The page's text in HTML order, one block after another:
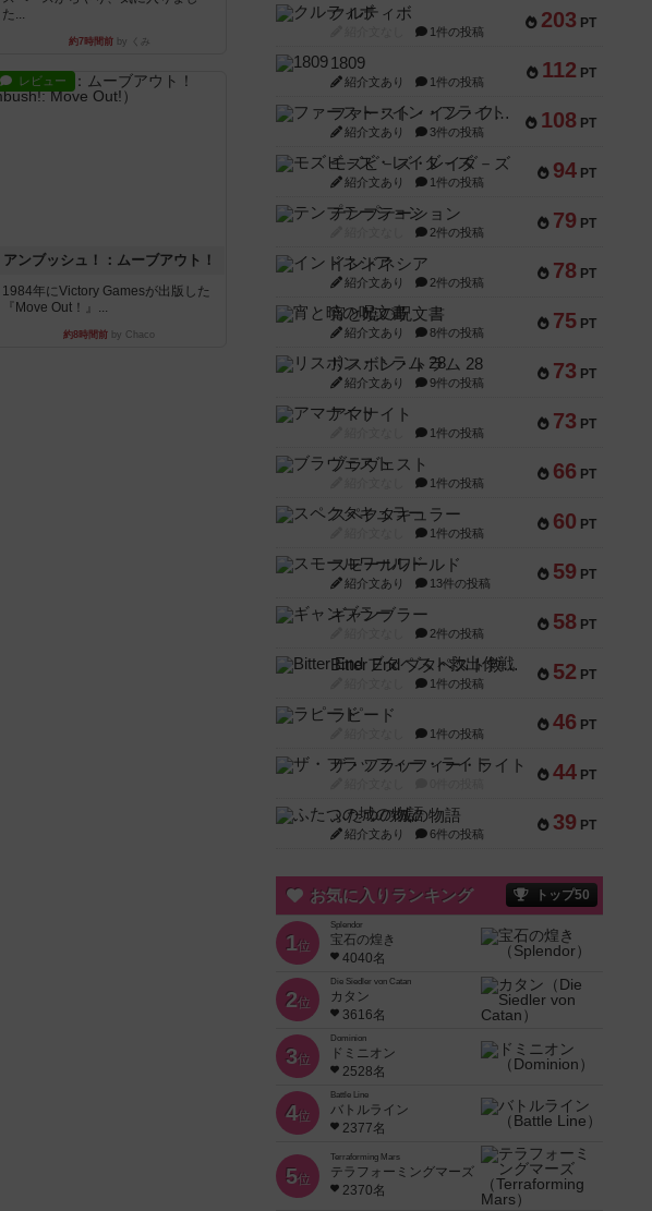
た...
約7時間前by くみ
レビュー
アンブッシュ！：ムーブアウト！
1984年にVictory Gamesが出版した
『Move Out！』...
約8時間前 by Chaco
203 PT
クルティボ
1件の投稿
112 PT
1809
紹介文あり 1件の投稿
108 PT
ファースト・イン・フライト
紹介文あり 3件の投稿
94 PT
モズビ－ズ・レイダ－ズ
紹介文あり 1件の投稿
79 PT
テンプテーション
2件の投稿
78 PT
インドネシア
紹介文あり 2件の投稿
75 PT
宵と暁の呪文書
紹介文あり 8件の投稿
73 PT
リスボン・トラム 28
紹介文あり 9件の投稿
73 PT
アマナイト
1件の投稿
66 PT
ブラヴェスト
1件の投稿
60 PT
スペクタキュラー
1件の投稿
59 PT
スモールワールド
紹介文あり 13件の投稿
58 PT
ギャンブラー
2件の投稿
52 PT
Bitter End ブタペスト救出作戦
1件の投稿
46 PT
ラピード
1件の投稿
44 PT
ザ・フラッフィー・ライト
39 PT
ふたつの城の物語
紹介文あり 6件の投稿
お気に入りランキング トップ50
1位
Splendor
宝石の煌き
4040名
2位
Die Siedler von Catan
カタン
3616名
3位
Dominion
ドミニオン
2528名
4位
Battle Line
バトルライン
2377名
5位
Terraforming Mars
テラフォーミングマーズ
2370名